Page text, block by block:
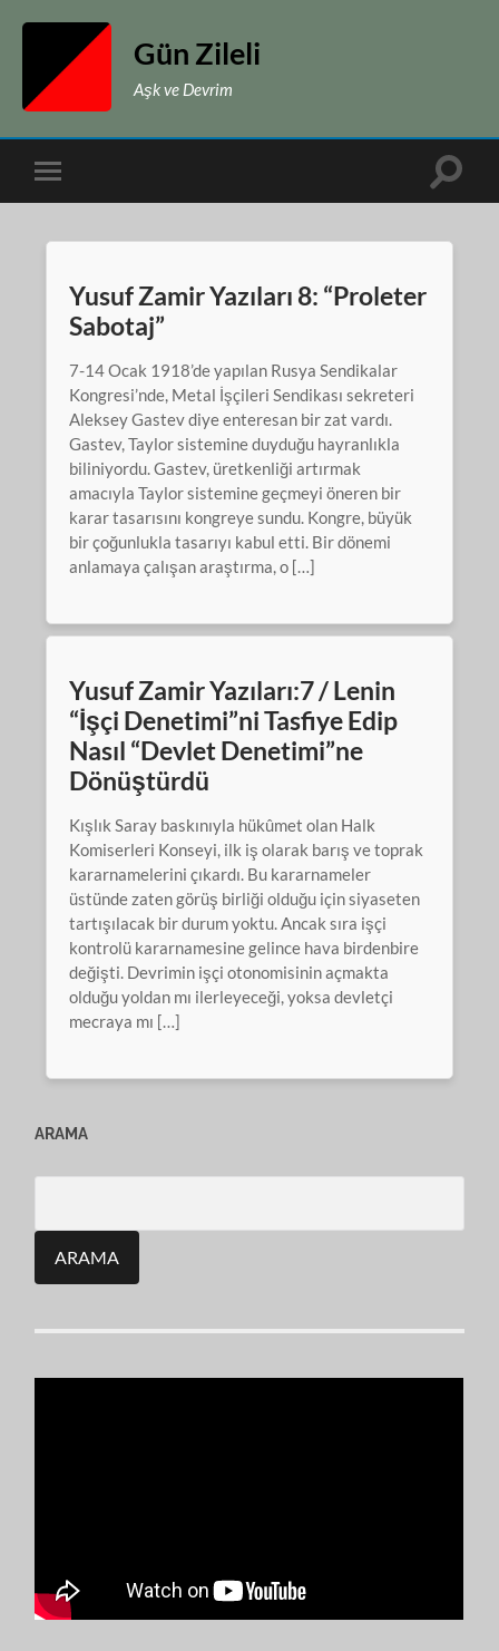
Gün Zileli
Aşk ve Devrim
Toggle
mobile
Toggle
Yusuf Zamir Yazıları 8: “Proleter
Sabotaj”
7-14 Ocak 1918’de yapılan Rusya Sendikalar
Kongresi’nde, Metal İşçileri Sendikası sekreteri
Aleksey Gastev diye enteresan bir zat vardı.
Gastev, Taylor sistemine duyduğu hayranlıkla
biliniyordu. Gastev, üretkenliği artırmak
amacıyla Taylor sistemine geçmeyi öneren bir
karar tasarısını kongreye sundu. Kongre, büyük
bir çoğunlukla tasarıyı kabul etti. Bir dönemi
anlamaya çalışan araştırma, o […]
Yusuf Zamir Yazıları:7 / Lenin
“İşçi Denetimi”ni Tasfiye Edip
Nasıl “Devlet Denetimi”ne
Dönüştürdü
Kışlık Saray baskınıyla hükûmet olan Halk
Komiserleri Konseyi, ilk iş olarak barış ve toprak
kararnamelerini çıkardı. Bu kararnameler
üstünde zaten görüş birliği olduğu için siyaseten
tartışılacak bir durum yoktu. Ancak sıra işçi
kontrolü kararnamesine gelince hava birdenbire
değişti. Devrimin işçi otonomisinin açmakta
olduğu yoldan mı ilerleyeceği, yoksa devletçi
mecraya mı […]
ARAMA